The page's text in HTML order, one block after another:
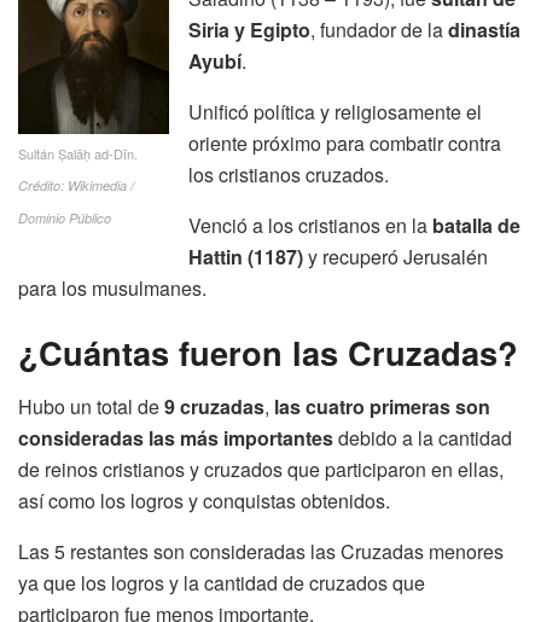
Sultán Ṣalāḥ ad-Dīn.
Crédito: Wikimedia /
Dominio Público
Siria y Egipto, fundador de ladinastía
Ayubí.
Unificó política y religiosamente el
oriente próximo para combatir contra
los cristianos cruzados.
Venció a los cristianos en la batalla de
Hattin (1187)y recuperó Jerusalén
para los musulmanes.
¿Cuántas fueron las Cruzadas?
Hubo un total de9 cruzadas, las cuatro primeras son
consideradas las más importantesdebido a la cantidad
de reinos cristianos y cruzados que participaron en ellas,
así como los logros y conquistas obtenidos.
Las 5 restantes son consideradas las Cruzadas menores
ya que los logros y la cantidad de cruzados que
participaron fue menos importante.